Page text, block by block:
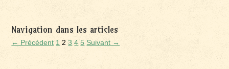
Navigation dans les articles
← Précédent 1 2 3 4 5 Suivant →